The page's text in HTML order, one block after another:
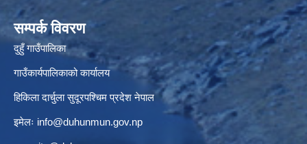
सम्पर्क विवरण
दुहुँ गाउँपालिका
गाउँकार्यपालिकाको कार्यालय
हिकिला दार्चुला सुदूरपश्चिम प्रदेश नेपाल
इमेलः info@duhunmun.gov.np